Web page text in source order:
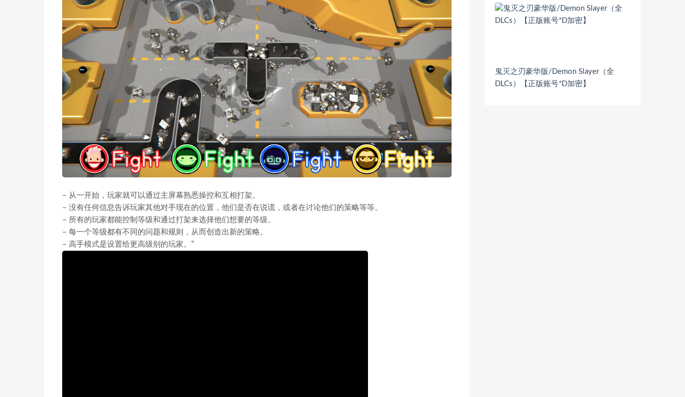
– 从一开始，玩家就可以通过主屏幕熟悉操控和互相打架。
– 没有任何信息告诉玩家其他对手现在的位置，他们是否在说谎，或者在讨论他们的策略等等。
– 所有的玩家都能控制等级和通过打架来选择他们想要的等级。
– 每一个等级都有不同的问题和规则，从而创造出新的策略。
– 高手模式是设置给更高级别的玩家。”
鬼灭之刃豪华版/Demon Slayer（全
DLCs）【正版账号*D加密】